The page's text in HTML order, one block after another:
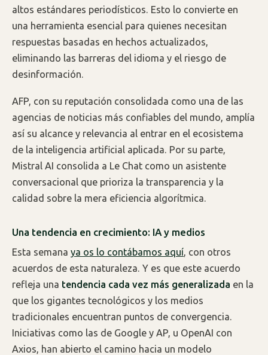
altos estándares periodísticos. Esto lo convierte en
una herramienta esencial para quienes necesitan
respuestas basadas en hechos actualizados,
eliminando las barreras del idioma y el riesgo de
desinformación.
AFP, con su reputación consolidada como una de las
agencias de noticias más confiables del mundo, amplía
así su alcance y relevancia al entrar en el ecosistema
de la inteligencia artificial aplicada. Por su parte,
Mistral AI consolida a Le Chat como un asistente
conversacional que prioriza la transparencia y la
calidad sobre la mera eficiencia algorítmica.
Una tendencia en crecimiento: IA y medios
Esta semana ya os lo contábamos aquí , con otros
acuerdos de esta naturaleza. Y es que este acuerdo
refleja una tendencia cada vez más generalizada en la
que los gigantes tecnológicos y los medios
tradicionales encuentran puntos de convergencia.
Iniciativas como las de Google y AP, u OpenAI con
Axios, han abierto el camino hacia un modelo